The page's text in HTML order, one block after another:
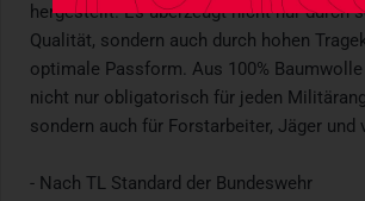
hergestellt. Es überzeugt nicht nur durch
Qualität, sondern auch durch hohen
optimale Passform. Aus 100%
nicht nur obligatorisch für jeden
sondern auch für Forstarbeiter, Jäger und
- Nach TL Standard der Bundeswehr